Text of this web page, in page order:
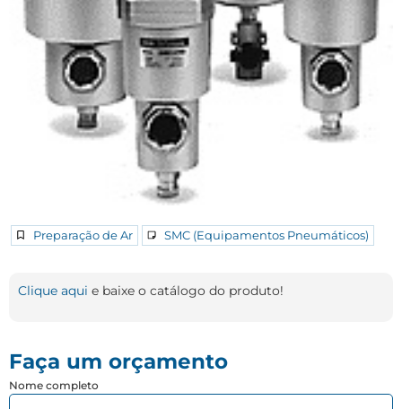
Preparação de Ar SMC (Equipamentos Pneumáticos)
Clique aqui e baixe o catálogo do produto!
Faça um orçamento
Nome completo